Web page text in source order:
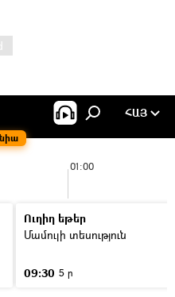
ՀԱՅ
01:00
Ուղիղ եթեր
Մամուլի տեսություն
09:30 5 ր